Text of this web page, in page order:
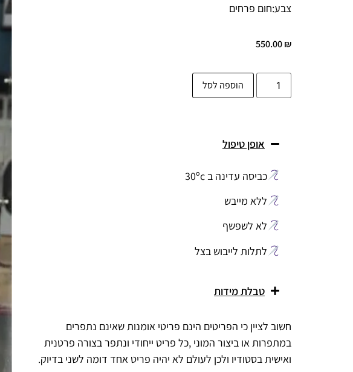
צבע:חום פרחים
550.00₪
הוספה לסל
אופן טיפול
כביסה עדינה ב 30ºc
ללא מייבש
לא לשפשף
לתלות לייבוש בצל
טבלת מידות
חשוב לציין כי הפריטים הינם פריטי אומנות שאינם נתפרים
במתפרות או ביצור המוני ,כל פריט ייחודי ונתפר בצורה פרטנית
ואישית בסטודיו ולכן לעולם לא יהיה פריט אחד דומה לשני בדיוק.